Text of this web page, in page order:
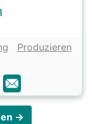
Produzieren
→